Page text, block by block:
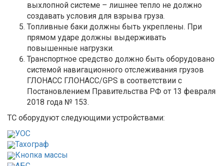
выхлопной системе – лишнее тепло не должно
создавать условия для взрыва груза.
Топливные баки должны быть укреплены. При
прямом ударе должны выдерживать
повышенные нагрузки.
Транспортное средство должно быть оборудовано
системой навигационного отслеживания грузов
ГЛОНАСС ГЛОНАСС/GPS в соответствии с
Постановлением Правительства РФ от 13 февраля
2018 года № 153.
ТС оборудуют следующими устройствами:
УОС
Тахограф
Кнопка массы